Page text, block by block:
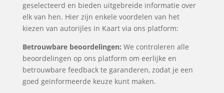
geselecteerd en bieden uitgebreide informatie over
elk van hen. Hier zijn enkele voordelen van het
kiezen van autorijles in Kaart via ons platform:
Betrouwbare beoordelingen: We controleren alle
beoordelingen op ons platform om eerlijke en
betrouwbare feedback te garanderen, zodat je een
goed geïnformeerde keuze kunt maken.